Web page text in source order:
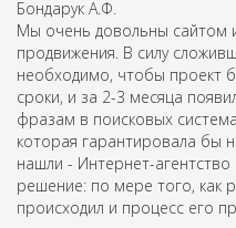
Бондарук А.Ф.
Мы очень довольны сайтом
продвижения. В силу
необходимо, чтобы проект
сроки, и за 2-3 месяца
фразам в поисковых
которая гарантировала бы
нашли - Интернет-
решение: по мере того, как
происходил и процесс его